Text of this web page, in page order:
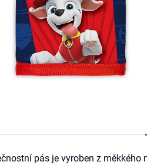
pás je vyroben z